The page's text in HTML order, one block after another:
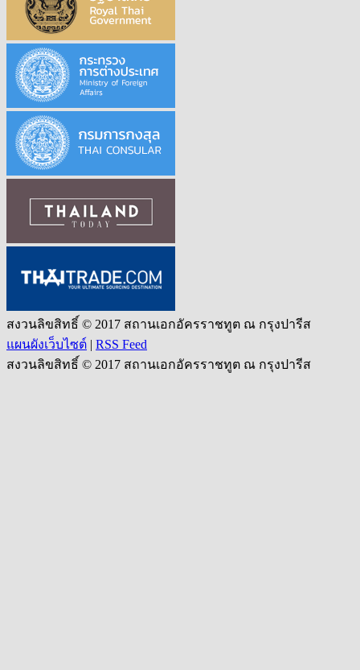
สงวนลิขสิทธิ์ © 2017 สถานเอกอัครราชทูต ณ กรุงปารีส
แผนผังเว็บไซต์ | RSS Feed
สงวนลิขสิทธิ์ © 2017 สถานเอกอัครราชทูต ณ กรุงปารีส